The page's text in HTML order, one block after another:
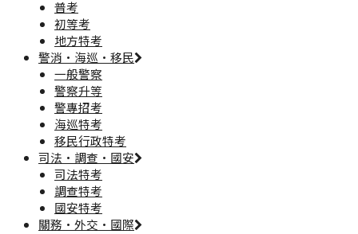
普考
初等考
地方特考
警消·海巡·移民
一般警察
警察升等
警專招考
海巡特考
移民行政特考
司法·調查·國安
司法特考
調查特考
國安特考
關務·外交·國際